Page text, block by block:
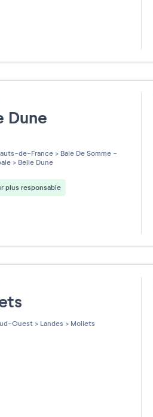
Dune
sur 5
de-France > Baie De Somme -
> Belle Dune
plus responsable
Ouest > Landes > Moliets